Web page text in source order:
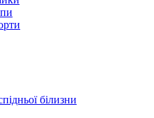
білизни